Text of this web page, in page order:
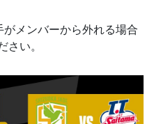
メンバーから外れる場合
さい。